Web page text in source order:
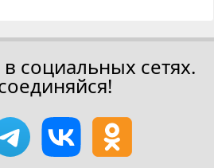
социальных сетях.